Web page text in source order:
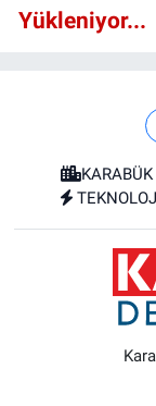
Yükleniyor...
KARABÜK